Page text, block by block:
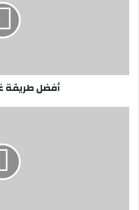
أفضل طريقة